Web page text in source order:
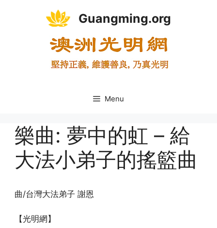
Guangming.org
Menu
樂曲: 夢中的虹 – 給
大法小弟子的搖籃曲
曲/台灣大法弟子 謝恩
【光明網】